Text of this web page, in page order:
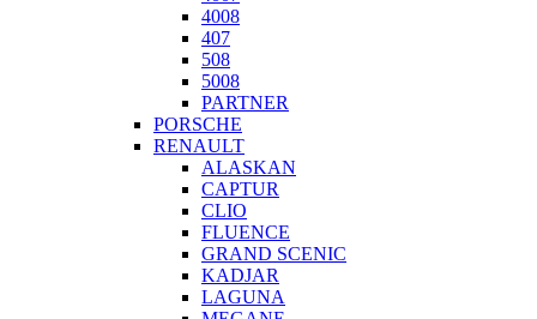
4008
407
508
5008
PARTNER
PORSCHE
RENAULT
ALASKAN
CAPTUR
CLIO
FLUENCE
GRAND SCENIC
KADJAR
LAGUNA